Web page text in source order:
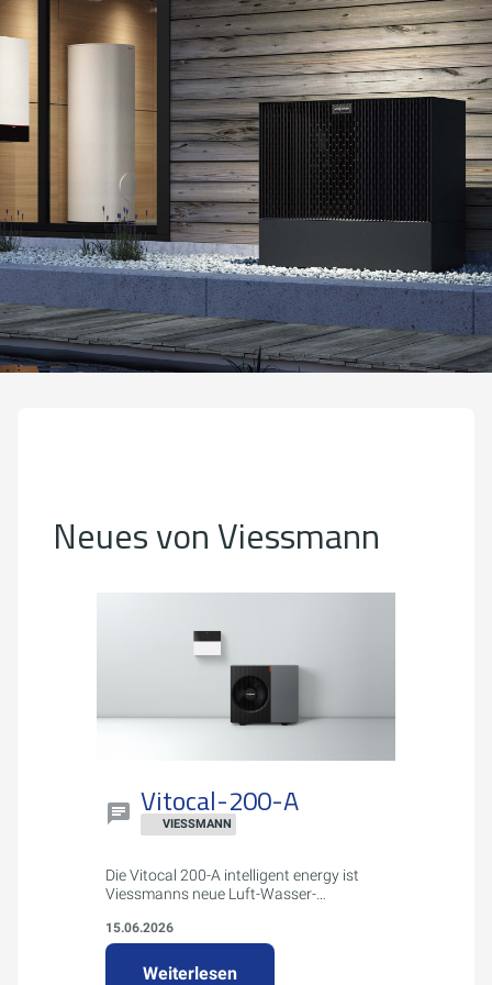
Neues von Viessmann
VIESSMANN
Vitocal-200-A
Die Vitocal 200-A intelligent energy ist
Viessmanns neue Luft-Wasser-
Zweifamilienhäuser.
15.06.2026
Weiterlesen